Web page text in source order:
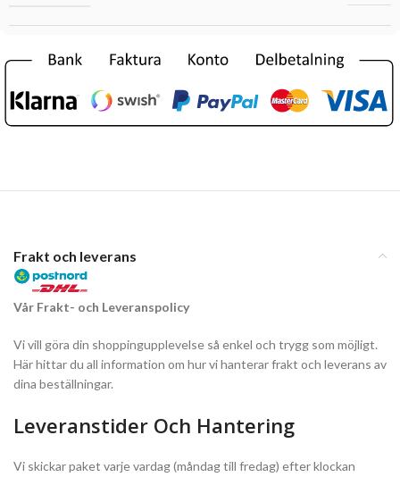
Frakt och leverans
Vår Frakt- och Leveranspolicy
Vi vill göra din shoppingupplevelse så enkel och trygg som möjligt.
Här hittar du all information om hur vi hanterar frakt och leverans av
dina beställningar.
Leveranstider Och Hantering
Vi skickar paket varje vardag (måndag till fredag) efter klockan